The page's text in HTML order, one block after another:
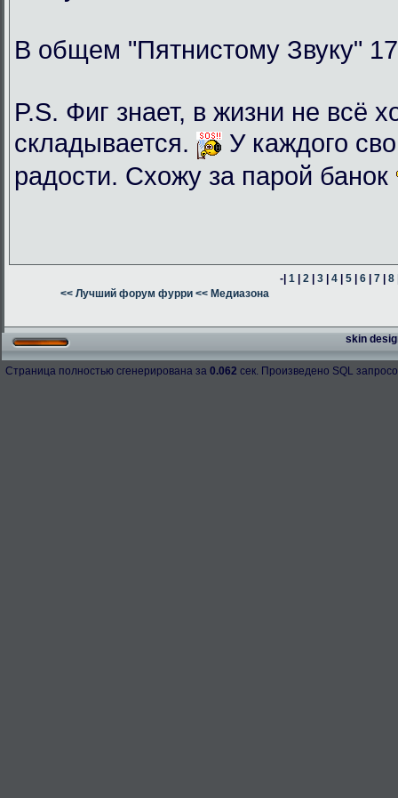
В общем "Пятнистому Звуку"
P.S. Фиг знает, в жизни не всё
складывается.
У каждого
радости. Схожу за парой банок
-|1 |2 |3 |4 |5 |6 |7 |8
<< Лучший форум фурри << Медиазона
skin
Страница полностью сгенерирована за 0.062 сек. Произведено SQL